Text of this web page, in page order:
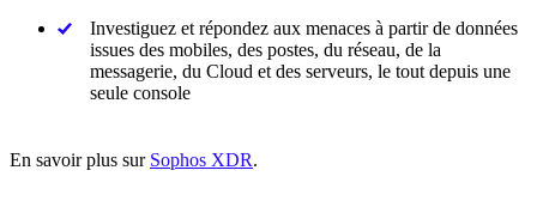
Investiguez et répondez aux menaces à partir de données
issues des mobiles, des postes, du réseau, de la
messagerie, du Cloud et des serveurs, le tout depuis une
seule console
En savoir plus sur Sophos XDR.